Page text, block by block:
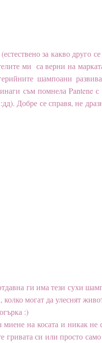
за какво друго
ми са верни на
шампоани
съм помнела Pantene с
Добре се справя, не
ги има тези сухи
могат да улеснят
:)
на косата и никак не
гривата си или просто